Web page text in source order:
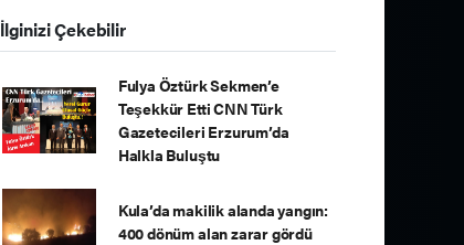
İlginizi Çekebilir
Fulya Öztürk Sekmen’e
Teşekkür Etti CNN Türk
Gazetecileri Erzurum’da
Halkla Buluştu
Kula’da makilik alanda yangın:
400 dönüm alan zarar gördü